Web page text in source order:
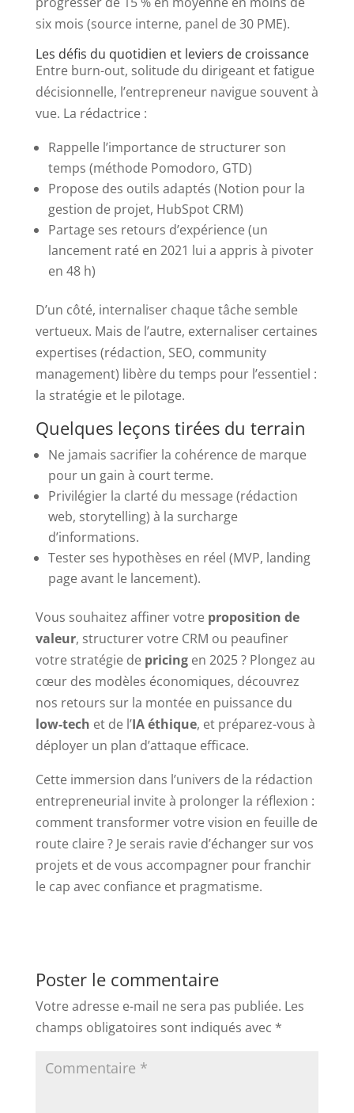
six mois (source interne, panel de 30 PME).
Les défis du quotidien et leviers de croissance
Entre burn-out, solitude du dirigeant et fatigue
décisionnelle, l’entrepreneur navigue souvent à
vue. La rédactrice :
Rappelle l’importance de structurer son
temps (méthode Pomodoro, GTD)
Propose des outils adaptés (Notion pour la
gestion de projet, HubSpot CRM)
Partage ses retours d’expérience (un
lancement raté en 2021 lui a appris à pivoter
en 48 h)
D’un côté, internaliser chaque tâche semble
vertueux. Mais de l’autre, externaliser certaines
expertises (rédaction, SEO, community
management) libère du temps pour l’essentiel :
la stratégie et le pilotage.
Quelques leçons tirées du terrain
Ne jamais sacrifier la cohérence de marque
pour un gain à court terme.
Privilégier la clarté du message (rédaction
web, storytelling) à la surcharge
d’informations.
Tester ses hypothèses en réel (MVP, landing
page avant le lancement).
Vous souhaitez affiner votre proposition de
valeur, structurer votre CRM ou peaufiner
votre stratégie de pricingen 2025 ? Plongez au
cœur des modèles économiques, découvrez
nos retours sur la montée en puissance du
low-tech et de l’IA éthique, et préparez-vous à
déployer un plan d’attaque efficace.
Cette immersion dans l’univers de la rédaction
entrepreneurial invite à prolonger la réflexion :
comment transformer votre vision en feuille de
route claire ? Je serais ravie d’échanger sur vos
projets et de vous accompagner pour franchir
le cap avec confiance et pragmatisme.
Poster le commentaire
Votre adresse e-mail ne sera pas publiée. Les
champs obligatoires sont indiqués avec *